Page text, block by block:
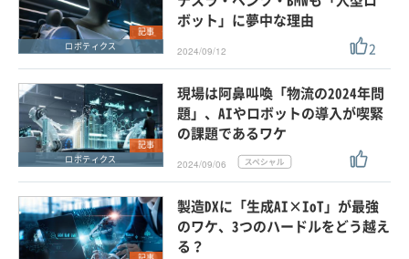
記事
ロボティクス
ボット」に夢中な理由
2024/09/12 2
記事
ロボティクス
現場は阿鼻叫喚「物流の2024年問
題」、AIやロボットの導入が喫緊
の課題であるワケ
2024/09/06
製造DXに「生成AI×IoT」が最強
のワケ、3つのハードルをどう越え
る？